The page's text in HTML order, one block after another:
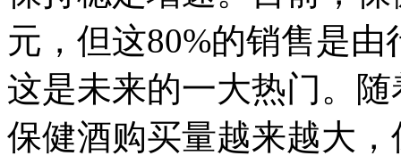
元，但这80%的销售是
这是未来的一大热门。
保健酒购买量越来越大